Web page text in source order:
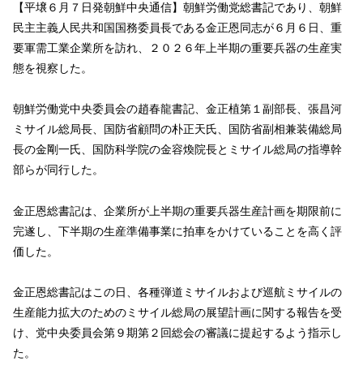
【平壌６月７日発朝鮮中央通信】朝鮮労働党総書記であり、朝鮮
民主主義人民共和国国務委員長である金正恩同志が６月６日、重
要軍需工業企業所を訪れ、２０２６年上半期の重要兵器の生産実
態を視察した。
朝鮮労働党中央委員会の趙春龍書記、金正植第１副部長、張昌河
ミサイル総局長、国防省顧問の朴正天氏、国防省副相兼装備総局
長の金剛一氏、国防科学院の金容煥院長とミサイル総局の指導幹
部らが同行した。
金正恩総書記は、企業所が上半期の重要兵器生産計画を期限前に
完遂し、下半期の生産準備事業に拍車をかけていることを高く評
価した。
金正恩総書記はこの日、各種弾道ミサイルおよび巡航ミサイルの
生産能力拡大のためのミサイル総局の展望計画に関する報告を受
け、党中央委員会第９期第２回総会の審議に提起するよう指示し
た。